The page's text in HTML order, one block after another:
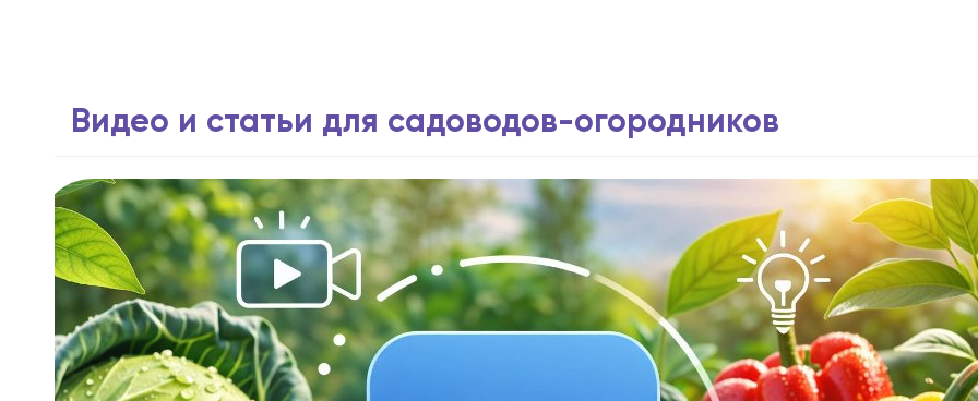
Видео и статьи для садоводов-огородников